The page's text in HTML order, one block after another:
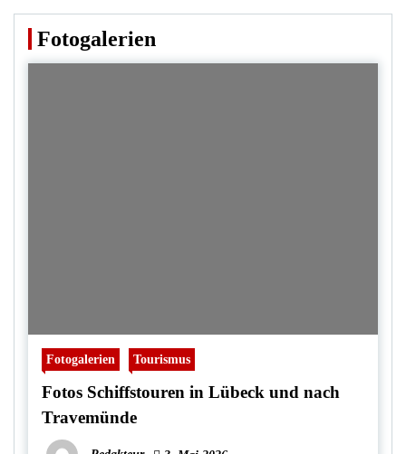
Fotogalerien
Fotogalerien Tourismus
Fotos Schiffstouren in Lübeck und nach
Travemünde